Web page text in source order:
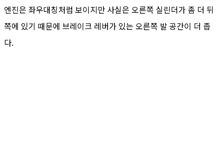
엔진은 좌우대칭처럼 보이지만 사실은 오른쪽 실린더가 좀 더 뒤
쪽에 있기 때문에 브레이크 레버가 있는 오른쪽 발 공간이 더 좁
다.